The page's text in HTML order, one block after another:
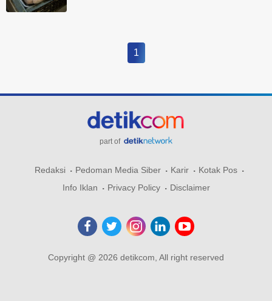
1
part of
Redaksi Pedoman Media Siber Karir
Kotak Pos
Info Iklan
Privacy Policy Disclaimer
Copyright @ 2026 detikcom, All right reserved